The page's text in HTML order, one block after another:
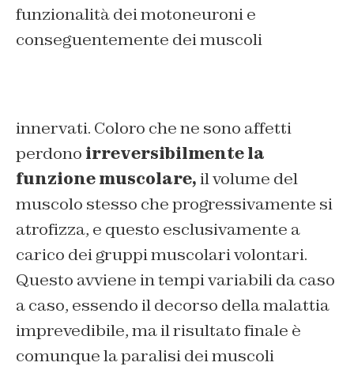
funzionalità dei motoneuroni e
conseguentemente dei muscoli
innervati. Coloro che ne sono affetti
perdono irreversibilmente la
funzione muscolare,il volume del
muscolo stesso che progressivamente si
atrofizza, e questo esclusivamente a
carico dei gruppi muscolari volontari.
Questo avviene in tempi variabili da caso
a caso, essendo il decorso della malattia
imprevedibile, ma il risultato finale è
comunque la paralisi dei muscoli